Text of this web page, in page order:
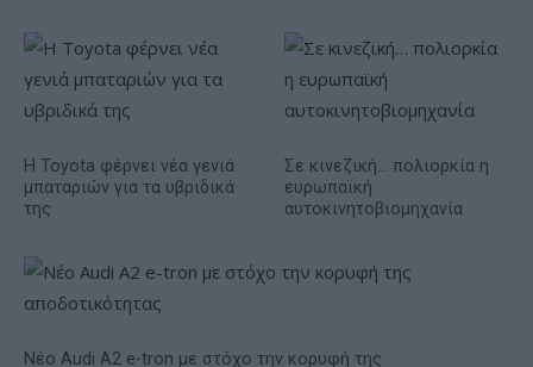
Η Toyota φέρνει νέα γενιά
μπαταριών για τα υβριδικά
της
Σε κινεζική… πολιορκία η
ευρωπαϊκή
αυτοκινητοβιομηχανία
Νέο Audi A2 e-tron με στόχο την κορυφή της